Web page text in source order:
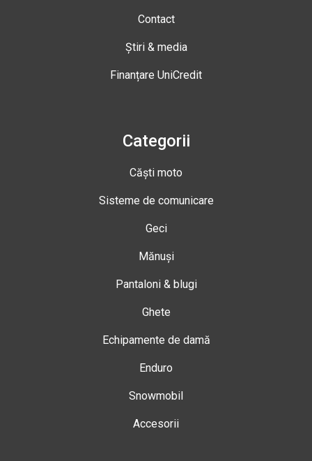
Contact
Știri & media
Finanțare UniCredit
Categorii
Căști moto
Sisteme de comunicare
Geci
Mănuși
Pantaloni & blugi
Ghete
Echipamente de damă
Enduro
Snowmobil
Accesorii